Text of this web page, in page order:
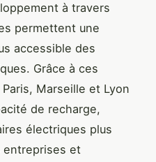
à travers
permettent une
accessible des
Grâce à ces
Marseille et Lyon
de recharge,
électriques plus
entreprises et